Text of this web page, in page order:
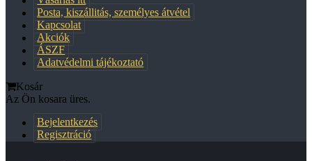
Posta, kiszállitás, személyes átvétel
Kapcsolat
Akciók
ÁSZF
Adatvédelmi tájékoztató
Kosár
Az Ön kosara üres.
Bejelentkezés
Regisztráció